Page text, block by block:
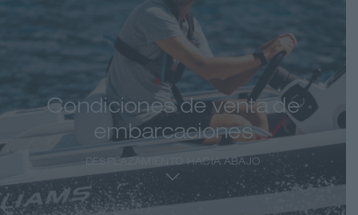
Condiciones de venta de
embarcaciones
DESPLAZAMIENTO HACIA ABAJO